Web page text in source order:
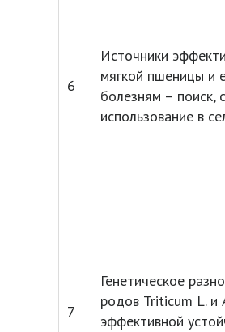
6
Источники
мягкой пшеницы и
болезням – поиск,
использование в
7
Генетическое
родов Triticum L. и
эффективной